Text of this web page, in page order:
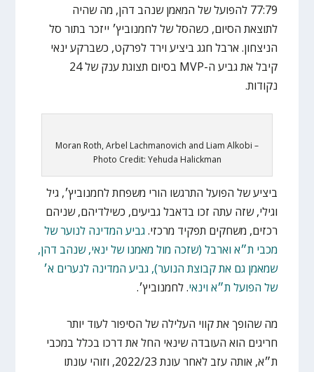
77:79 להפועל של המאמן שנהב דהן, מה שהיה
לתוצאת הסיום, כשהסל של לחמנוביץ׳ ייזכר בתור סל
הניצחון. ארבל חגג ביציע וירד לפרקט, כשברקע ינאי
קיבל את גביע ה-MVP בסיום תצוגת ענק של 24
נקודות.
Moran Roth, Arbel Lachmanovich and Liam Alkobi –
Photo Credit: Yehuda Halickman
ביציע של הפועל התרגשו הורי משפחת לחמנוביץ׳, גיל
וגילי, שזה עתה זכו בדאבל גביעים, כשילדיהם, שניהם
רכזים, משחקים תפקיד מרכזי. גביע המדינה לנוער של
מכבי ת״א וארבל (שזכה מול מאמנו של ינאי, שנהב דהן,
שמאמן גם את קבוצת הנוער), גביע המדינה לנערים א׳
של הפועל ת״א וינאי. לחמנוביץ׳.
מה שהופך את קווי העלילה של הסיפור לעוד יותר
חריגים הוא העובדה שינאי החל את דרכו בכלל במכבי
ת״א, אותה עזב לאחר עונת 2022/23, וזוהי עונתו